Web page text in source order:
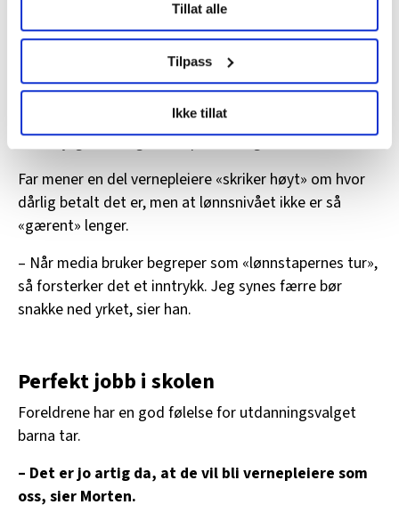
data behandles og hvordan du kan velge hvordan de skal
brukes. Du kan hele tiden endre eller trekke tilbake ditt
samtykke fra erklæringen om informasjonskapsler.
LO Medias publikasjoner frifagbevegelse.no, hk-nytt.no
og fontene.no bruker informasjonskapsler (cookies) for å
lære hvordan våre nettsider blir brukt slik at vi tilby
statistikk.
Vi deler bare informasjon om hvordan du bruker
nettstedet med LO Medias egne samarbeidspartnere
oversikten lengre ned på denne siden.
Tillat alle
Tilpass
Ikke tillat
utdanning. Det får hun økonomisk god uttelling for nå,
påpeker hun.
– Er lønn noe dere ungdommer tenker på?
– Ja, men det er ikke det som betyr aller mest, for da
hadde jeg ikke valgt vernepleie, vedgår Håkon.
Far mener en del vernepleiere «skriker høyt» om hvor
dårlig betalt det er, men at lønnsnivået ikke er så
«gærent» lenger.
– Når media bruker begreper som «lønnstapernes tur»,
så forsterker det et inntrykk. Jeg synes færre bør
snakke ned yrket, sier han.
Perfekt jobb i skolen
Foreldrene har en god følelse for utdanningsvalget
barna tar.
– Det er jo artig da, at de vil bli vernepleiere som
oss, sier Morten.